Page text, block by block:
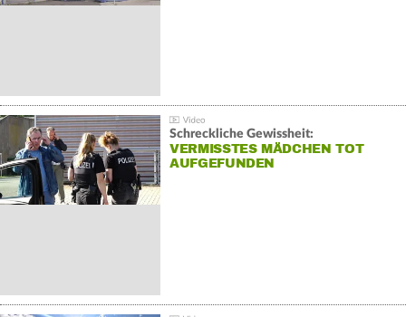
Schreckliche Gewissheit:
VERMISSTES MÄDCHEN TOT
AUFGEFUNDEN